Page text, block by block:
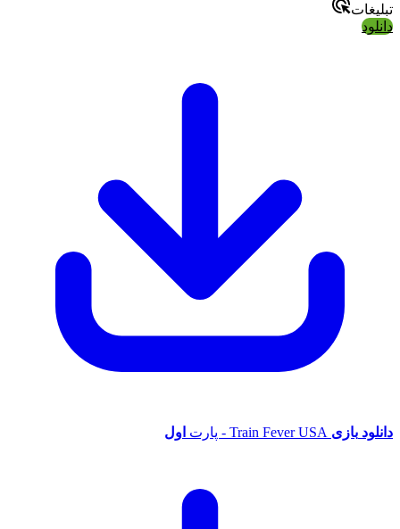
تبلیغات
دانلود
دانلود بازی Train Fever USA - پارت اول